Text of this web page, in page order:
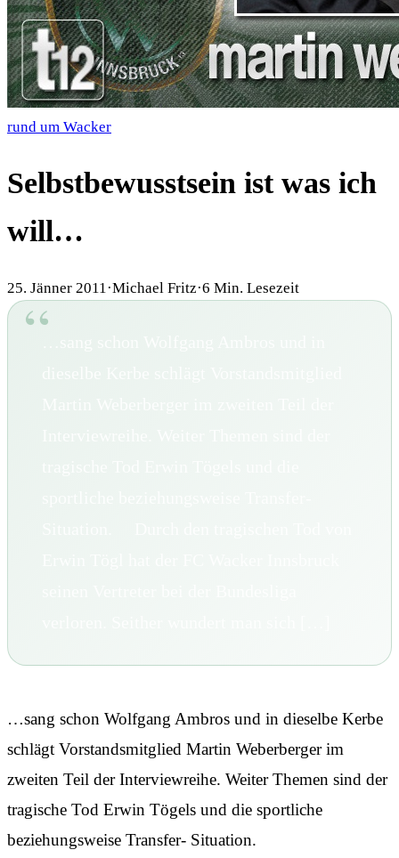
rund um Wacker
Selbstbewusstsein ist was ich
will…
25. Jänner 2011 ·Michael Fritz·6 Min. Lesezeit
…sang schon Wolfgang Ambros und in dieselbe Kerbe
schlägt Vorstandsmitglied Martin Weberberger im
zweiten Teil der Interviewreihe. Weiter Themen sind der
tragische Tod Erwin Tögels und die sportliche
beziehungsweise Transfer- Situation.